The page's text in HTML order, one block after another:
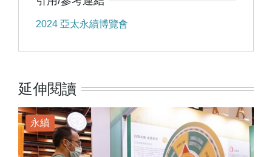
2024 亞太永續博覽會
延伸閱讀
永續